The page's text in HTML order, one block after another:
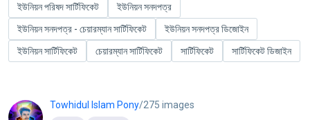
ইউনিয়ন পরিষদ সার্টিফিকেট
ইউনিয়ন সনদপত্র
ইউনিয়ন সনদপত্র - চেয়ারম্যান সার্টিফিকেট
ইউনিয়ন সনদপত্র ডিজােইন
ইউনিয়ন সার্টিফিকেট
চেয়ারম্যান সার্টিফিকেট সার্টিফিকেট সার্টিফিকেট ডিজাইন
Towhidul Islam Pony/275 images